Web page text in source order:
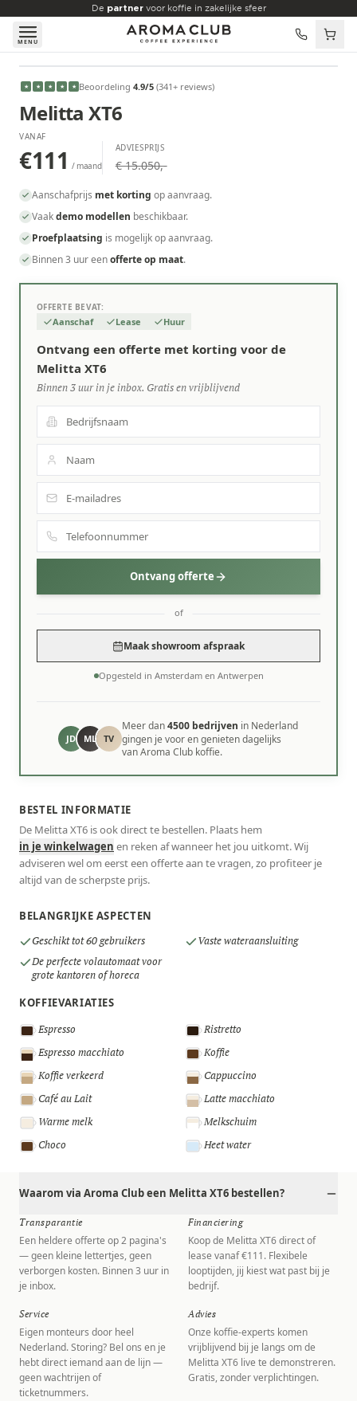
Skip to main content
De partnervoor koffie in zakelijke sfeer
MENU
VANAF
€111
★ ★ ★ ★ ★ Beoordeling 4.9/5 (341+ reviews)
Melitta XT6
VANAF
€111 / maand
ADVIESPRIJS
€ 15.050,-
Aanschafprijs met korting op aanvraag.
Vaakdemo modellen beschikbaar.
Proefplaatsing is mogelijk op aanvraag.
Binnen 3 uur eenofferte op maat.
OFFERTE BEVAT:
Aanschaf Lease Huur
Ontvang een offerte met korting voor de
Melitta XT6
Binnen 3 uur in je inbox. Gratis en vrijblijvend
Ontvang offerte
of
Maak showroom afspraak
Opgesteld in Amsterdam en Antwerpen
JD ML TV
Meer dan4500 bedrijven in Nederland
gingen je voor en genieten dagelijks
van Aroma Club koffie.
BESTEL INFORMATIE
De Melitta XT6 is ook direct te bestellen. Plaats hem
in je winkelwagen en reken af wanneer het jou uitkomt. Wij
adviseren wel om eerst een offerte aan te vragen, zo profiteer je
altijd van de scherpste prijs.
BELANGRIJKE ASPECTEN
Geschikt tot 60 gebruikers
Vaste wateraansluiting
De perfecte volautomaat voor
grote kantoren of horeca
KOFFIEVARIATIES
Espresso
Ristretto
Espresso macchiato
Koffie
Koffie verkeerd
Cappuccino
Café au Lait
Latte macchiato
Warme melk
Melkschuim
Choco
Heet water
Waarom via Aroma Club een Melitta XT6 bestellen?
Transparantie
Een heldere offerte op 2 pagina's
— geen kleine lettertjes, geen
verborgen kosten. Binnen 3 uur in
je inbox.
Financiering
Koop de Melitta XT6 direct of
lease vanaf €111. Flexibele
looptijden, jij kiest wat past bij je
bedrijf.
Service
Eigen monteurs door heel
Nederland. Storing? Bel ons en je
hebt direct iemand aan de lijn —
geen wachtrijen of
ticketnummers.
Advies
Onze koffie-experts komen
vrijblijvend bij je langs om de
Melitta XT6 live te demonstreren.
Gratis, zonder verplichtingen.